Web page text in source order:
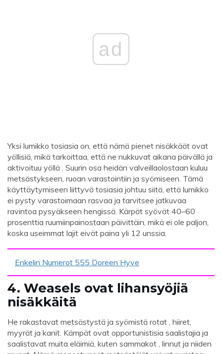
ad
Yksi lumikko tosiasia on, että nämä pienet nisäkkäät ovat
yöllisiä, mikä tarkoittaa, että ne nukkuvat aikana päivällä ja
aktivoituu yöllä . Suurin osa heidän valveillaolostaan ​​kuluu
metsästykseen, ruoan varastointiin ja syömiseen. Tämä
käyttäytymiseen liittyvä tosiasia johtuu siitä, että lumikko
ei pysty varastoimaan rasvaa ja tarvitsee jatkuvaa
ravintoa pysyäkseen hengissä. Kärpät syövät 40–60
prosenttia ruumiinpainostaan ​​päivittäin, mikä ei ole paljon,
koska useimmat lajit eivät paina yli 12 unssia.
Enkelin Numerot 555 Doreen Hyve
4. Weasels ovat lihansyöjiä
nisäkkäitä
He rakastavat metsästystä ja syömistä rotat , hiiret,
myyrät ja kanit. Kämpät ovat opportunistisia saalistajia ja
saalistavat muita eläimiä, kuten sammakot , linnut ja niiden